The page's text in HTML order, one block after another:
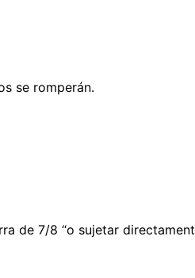
se romperán.
de 7/8 “o sujetar